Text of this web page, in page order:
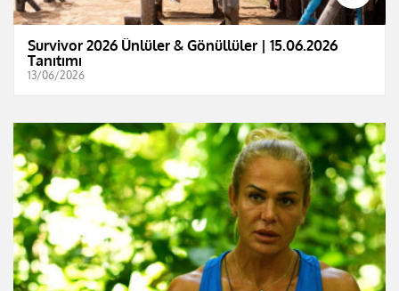
Survivor 2026 Ünlüler & Gönüllüler | 15.06.2026
Tanıtımı
13/06/2026